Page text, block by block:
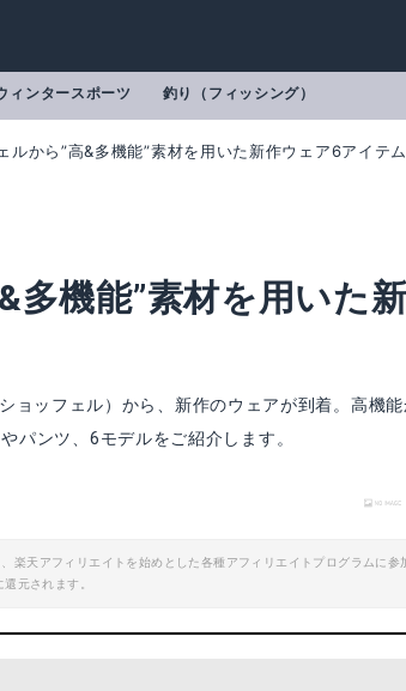
ィンタースポーツ 釣り（フィッシング）
ルから”高&多機能”素材を用いた新作ウェア6アイテム
多機能”素材を用いた
ョッフェル）から、新作のウェアが到着。高機
ンツ、6モデルをご紹介します。
楽天アフィリエイトを始めとした各種アフィリエイトプログラムに参
元されます。